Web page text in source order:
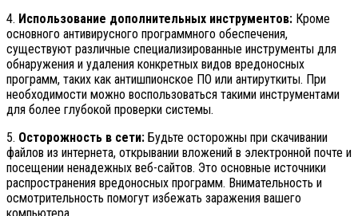
4. Использование дополнительных инструментов: Кроме
основного антивирусного программного обеспечения,
существуют различные специализированные инструменты для
обнаружения и удаления конкретных видов вредоносных
программ, таких как антишпионское ПО или антируткиты. При
необходимости можно воспользоваться такими инструментами
для более глубокой проверки системы.
5. Осторожность в сети: Будьте осторожны при скачивании
файлов из интернета, открывании вложений в электронной почте и
посещении ненадежных веб-сайтов. Это основные источники
распространения вредоносных программ. Внимательность и
осмотрительность помогут избежать заражения вашего